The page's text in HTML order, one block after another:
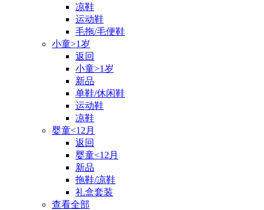
凉鞋
运动鞋
毛拖/毛便鞋
小童>1岁
返回
小童>1岁
新品
单鞋/休闲鞋
运动鞋
凉鞋
婴童<12月
返回
婴童<12月
新品
拖鞋/凉鞋
礼盒套装
查看全部